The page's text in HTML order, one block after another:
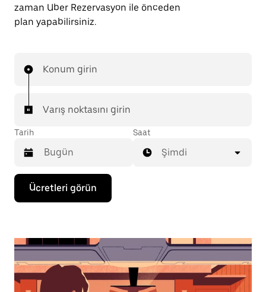
zaman Uber Rezervasyon ile önceden
plan yapabilirsiniz.
Konum girin
Varış noktasını girin
Tarih
Takvimle
etkileşime
geçmek
seçmek
aşağı
ok
tuşuna
Saat
Şimdi
Ücretleri görün